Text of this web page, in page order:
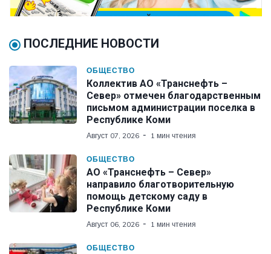
ПОСЛЕДНИЕ НОВОСТИ
ОБЩЕСТВО
Коллектив АО «Транснефть –
Север» отмечен благодарственным
письмом администрации поселка в
Республике Коми
Август 07, 2026 1 мин чтения
ОБЩЕСТВО
АО «Транснефть – Север»
направило благотворительную
помощь детскому саду в
Республике Коми
Август 06, 2026 1 мин чтения
ОБЩЕСТВО